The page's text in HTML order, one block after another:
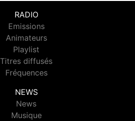
RADIO
Emissions
Animateurs
Playlist
Titres diffusés
Fréquences
NEWS
News
Musique